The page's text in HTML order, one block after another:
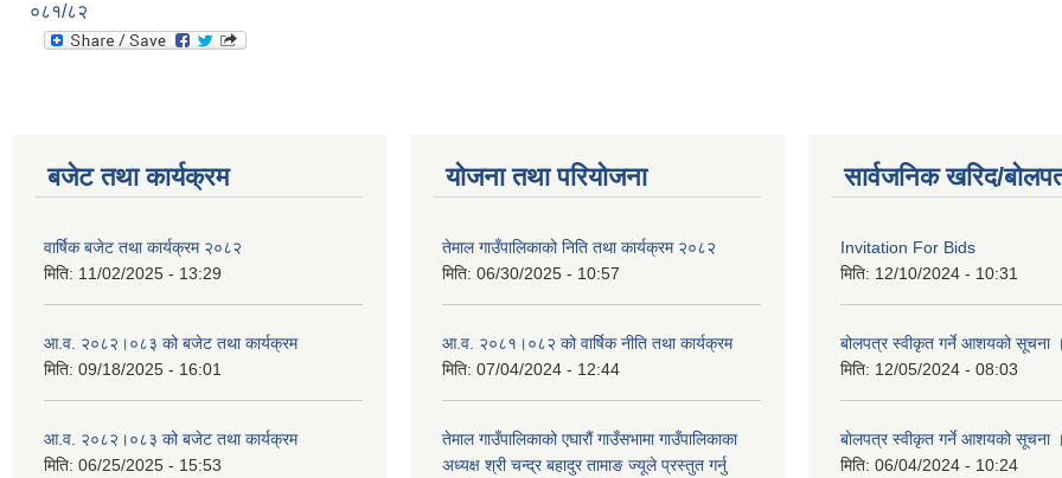
०८१/८२
बजेट तथा कार्यक्रम
वार्षिक बजेट तथा कार्यक्रम २०८२
मिति: 11/02/2025 - 13:29
आ.व. २०८२।०८३ को बजेट तथा कार्यक्रम
मिति: 09/18/2025 - 16:01
आ.व. २०८२।०८३ को बजेट तथा कार्यक्रम
मिति: 06/25/2025 - 15:53
योजना तथा परियोजना
तेमाल गाउँपालिकाको निति तथा कार्यक्रम २०८२
मिति: 06/30/2025 - 10:57
आ.व. २०८१।०८२ को वार्षिक नीति तथा कार्यक्रम
मिति: 07/04/2024 - 12:44
तेमाल गाउँपालिकाको एघारौं गाउँसभामा गाउँपालिकाका
अध्यक्ष श्री चन्द्र बहादुर तामाङ ज्यूले प्रस्तुत गर्नु
सार्वजनिक खरिद/
Invitation For Bids
मिति: 12/10/2024 - 10:31
बोलपत्र स्वीकृत गर्ने आशयको सूचना ।
मिति: 12/05/2024 - 08:03
बोलपत्र स्वीकृत गर्ने आशयको सूचना ।
मिति: 06/04/2024 - 10:24